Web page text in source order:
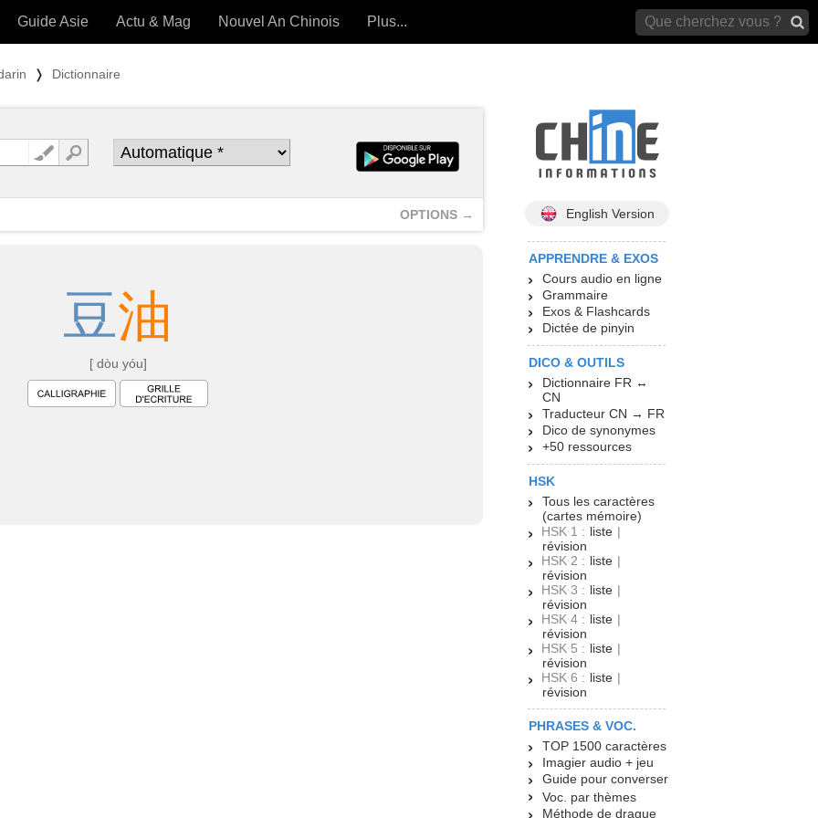
OUTILS) »
Guide Asie Actu & Mag Nouvel An Chinois Plus...
❭ Dictionnaire
OPTIONS →
豆油
[ dòu yóu]
English Version
APPRENDRE & EXOS
Cours audio en ligne
Grammaire
Exos & Flashcards
Dictée de pinyin
DICO & OUTILS
Dictionnaire FR ↔
CN
Traducteur CN → FR
Dico de synonymes
+50 ressources
HSK
Tous les caractères
(cartes mémoire)
HSK 1 : liste |
révision
HSK 2 : liste |
révision
HSK 3 : liste |
révision
HSK 4 : liste |
révision
HSK 5 : liste |
révision
HSK 6 : liste |
révision
PHRASES & VOC.
TOP 1500 caractères
Imagier audio + jeu
Guide pour converser
Voc. par thèmes
Méthode de drague